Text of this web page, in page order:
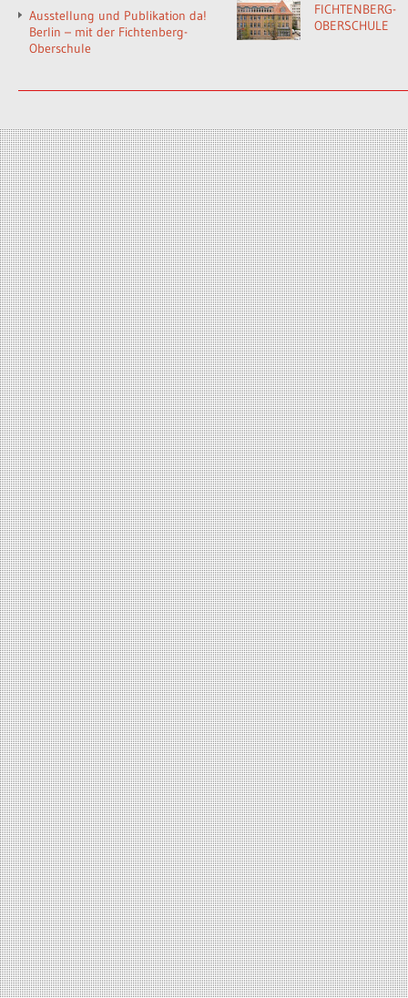
Ausstellung und Publikation da!
Berlin – mit der Fichtenberg-
Oberschule
FICHTENBERG-
OBERSCHULE